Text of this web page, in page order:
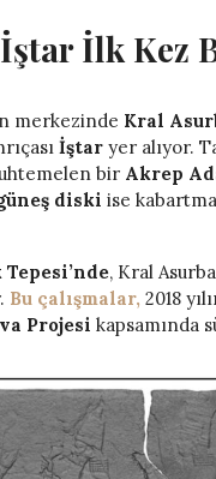
İştar İlk
merkezinde Kral
İştar yer alıyor.
bir Akrep
diski ise
, Kral
Bu çalışmalar, 2018
Projesi kapsamında